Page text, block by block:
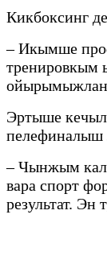
Кикбоксинг
– Икымше
тренировкым
ойырымыжлан
Эртыше
пелефиналыш
– Чынжым
вара спорт
результат.